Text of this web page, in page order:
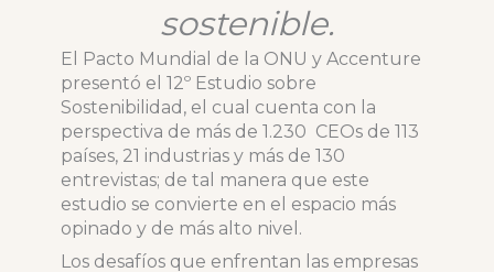
sostenible.
El Pacto Mundial de la ONU y Accenture
presentó el 12º Estudio sobre
Sostenibilidad, el cual cuenta con la
perspectiva de más de 1.230 CEOs de 113
países, 21 industrias y más de 130
entrevistas; de tal manera que este
estudio se convierte en el espacio más
opinado y de más alto nivel.
Los desafíos que enfrentan las empresas